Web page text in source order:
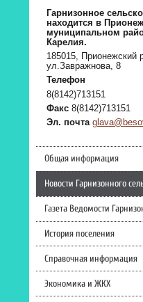
Гарнизонное
находится в
муниципальном
Карелия.
185015, Прионежский
ул.Завражнова, 8
Телефон
8(8142)713151
Факс 8(8142)713151
Эл. почта
Общая информация
Новости Гарнизонного
Газета Ведомости
История поселения
Справочная информация
Экономика и ЖКХ